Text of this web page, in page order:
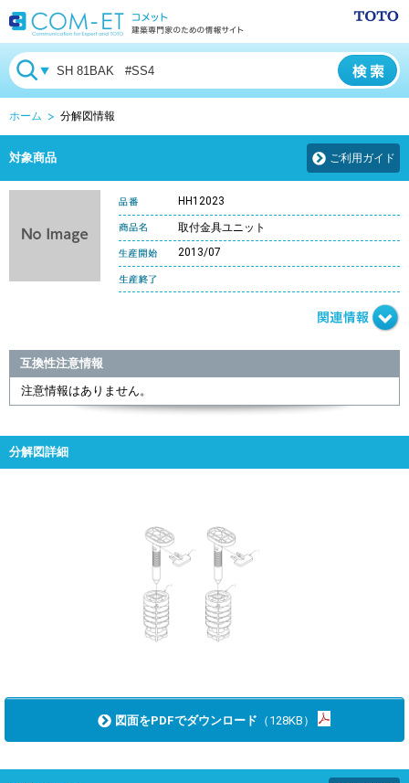
ホーム 分解図情報
対象商品 ご利用ガイド
HH12023
取付金具ユニット
2013/07
互換性注意情報
注意情報はありません。
分解図詳細
図面をPDFでダウンロード （128KB）